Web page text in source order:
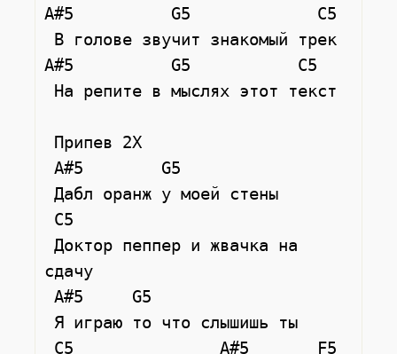
A#5          G5             C5
A#5          G5           C5
A#5        G5
Дабл оранж у моей стены
Доктор пеппер и жвачка на
сдачу
A#5     G5